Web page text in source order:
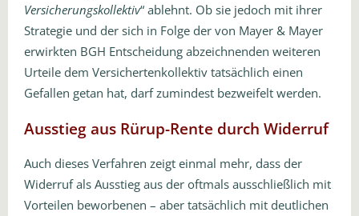
Versicherungskollektiv“ ablehnt. Ob sie jedoch mit ihrer
Strategie und der sich in Folge der von Mayer & Mayer
erwirkten BGH Entscheidung abzeichnenden weiteren
Urteile dem Versichertenkollektiv tatsächlich einen
Gefallen getan hat, darf zumindest bezweifelt werden.
Ausstieg aus Rürup-Rente durch Widerruf
Auch dieses Verfahren zeigt einmal mehr, dass der
Widerruf als Ausstieg aus der oftmals ausschließlich mit
Vorteilen beworbenen – aber tatsächlich mit deutlichen